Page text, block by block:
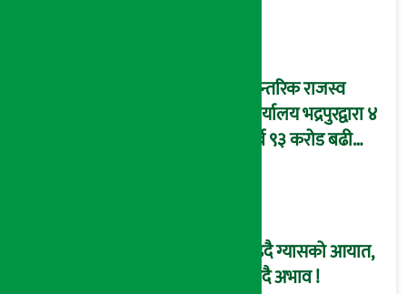
आन्तरिक राजस्व
कार्यालय भद्रपुरद्वारा ४
अर्ब ९३ करोड बढी
बढ्दै ग्यासको आयात,
हट्दै अभाव !